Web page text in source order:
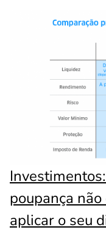
poupança
aplicar o seu